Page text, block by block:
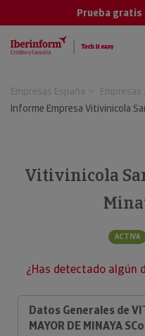
Prueba gratis
Empresas España Empresas
Informe Empresa Vitivinicola
Vitivinicola
ACTIVA
¿Has detectado algún
Datos Generales de
MAYOR DE MINAYA